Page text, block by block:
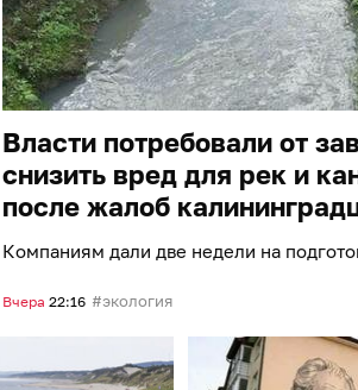
Власти потребовали от
снизить вред для рек и
после жалоб
Компаниям дали две недели на
Вчера 22:16 экология